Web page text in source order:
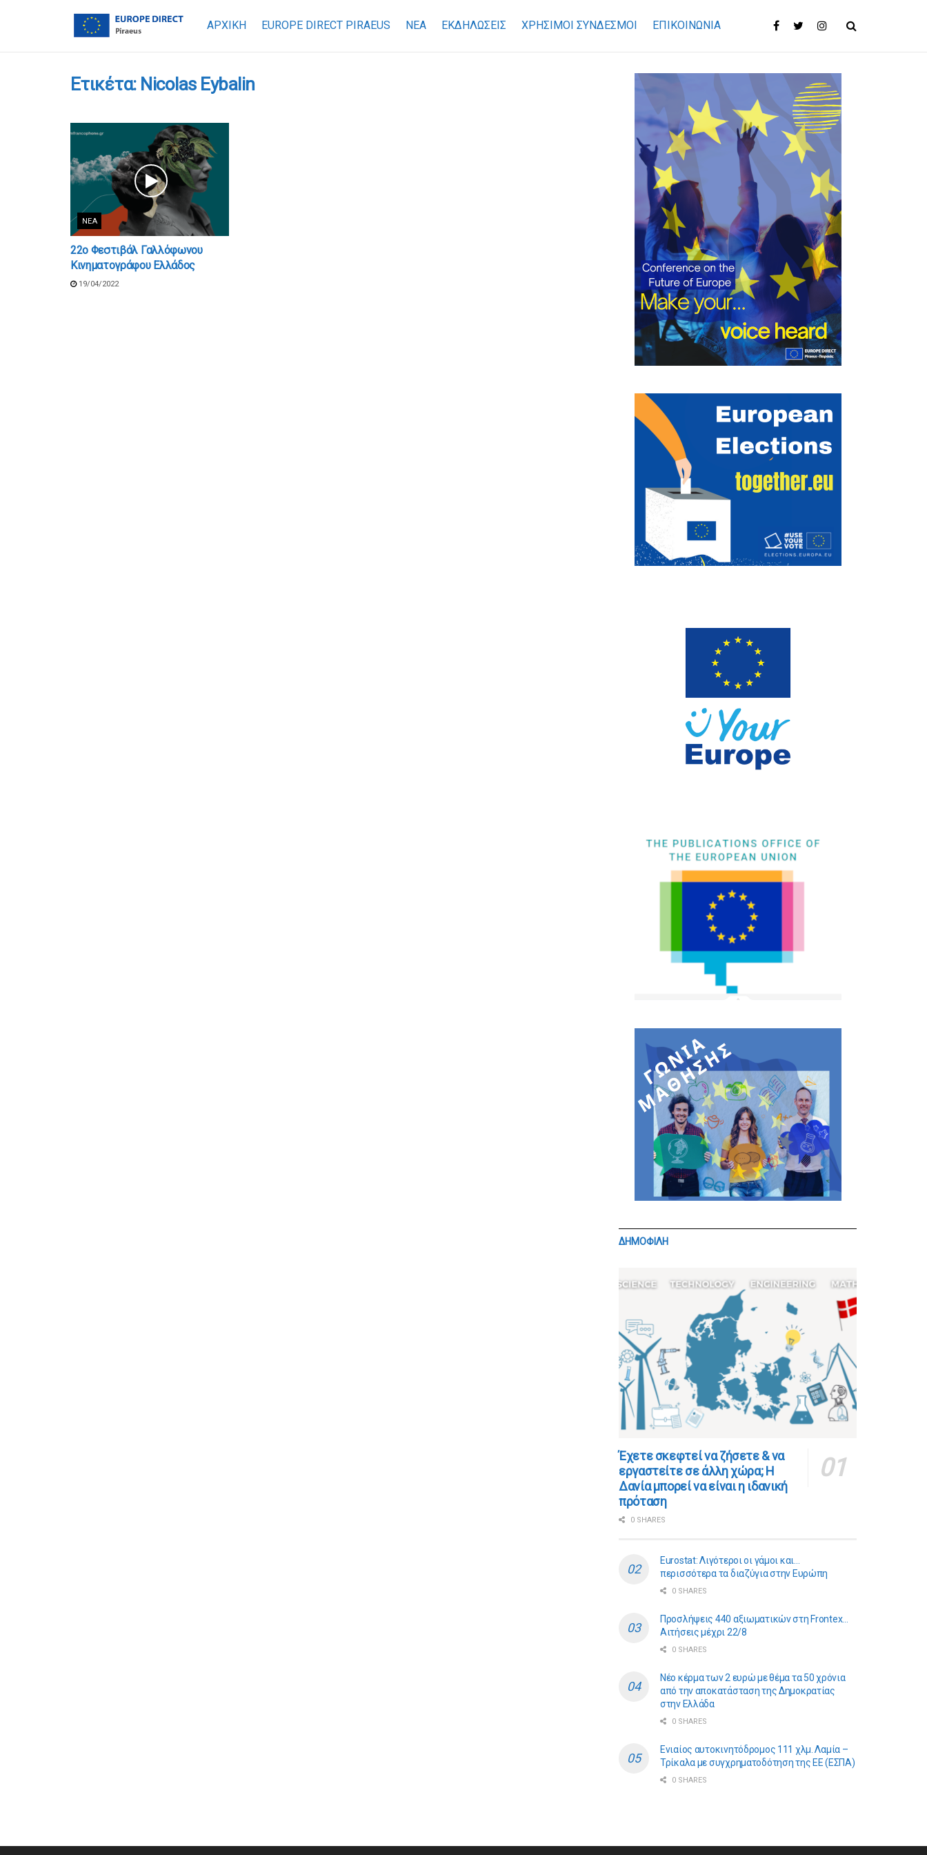
ΑΡΧΙΚΗ EUROPE DIRECT PIRAEUS ΝΕΑ ΕΚΔΗΛΩΣΕΙΣ ΧΡΉΣΙΜΟΙ ΣΎΝΔΕΣΜΟΙ ΕΠΙΚΟΙΝΩΝΊΑ
Ετικέτα: Nicolas Eybalin
ΝΈΑ
22ο Φεστιβάλ Γαλλόφωνου
Κινηματογράφου Ελλάδος
19/04/2022
ΔΗΜΟΦΙΛΗ
​​Έχετε σκεφτεί να ζήσετε & να
εργαστείτε σε άλλη χώρα; Η
Δανία μπορεί να είναι η ιδανική
πρόταση
0 SHARES
Eurostat: Λιγότεροι οι γάμοι και…
περισσότερα τα διαζύγια στην Ευρώπη
0 SHARES
Προσλήψεις 440 αξιωματικών στη Frontex…
Αιτήσεις μέχρι 22/8
0 SHARES
Νέο κέρμα των 2 ευρώ με θέμα τα 50 χρόνια
από την αποκατάσταση της Δημοκρατίας
στην Ελλάδα
0 SHARES
Ενιαίος αυτοκινητόδρομος 111 χλμ. Λαμία –
Τρίκαλα με συγχρηματοδότηση της ΕE (ΕΣΠΑ)
0 SHARES